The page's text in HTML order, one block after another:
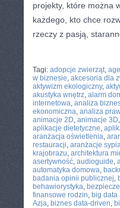
projekty, które można
każdego, kto chce
rzeczy z pasją,
Tagi: adopcje zwierząt,
w biznesie, akcesoria dla
aktywizm ekologiczny,
akustyka wnętrz, alarm
internetowa, analiza
ekonomiczna, analiza
animacje 2D, animacje 3D,
aplikacje dietetyczne,
aranżacja oświetlenia,
restauracji, aranżacje
krajobrazu, architektura
asertywność, audioguide,
automatyka domowa,
badania opinii publicznej,
behawiorystyka,
finansowe rodzin, big data
Azja, biznes data-driven,